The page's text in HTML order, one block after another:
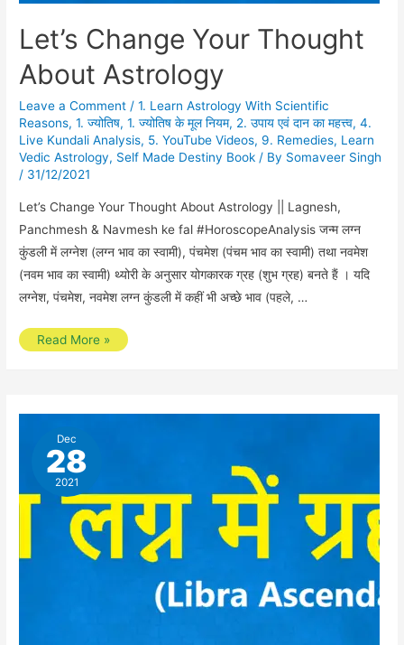
Let’s Change Your Thought
About Astrology
Leave a Comment /1. Learn Astrology With Scientific
Reasons,1. ज्योतिष,1. ज्योतिष के मूल नियम, 2. उपाय एवं दान का महत्त्व,4.
Live Kundali Analysis, 5. YouTube Videos, 9. Remedies, Learn
Vedic Astrology, Self Made Destiny Book / By Somaveer Singh
/ 31/12/2021
Let’s Change Your Thought About Astrology || Lagnesh,
Panchmesh & Navmesh ke fal #HoroscopeAnalysis जन्म लग्न
कुंडली में लग्नेश (लग्न भाव का स्वामी), पंचमेश (पंचम भाव का स्वामी) तथा नवमेश
(नवम भाव का स्वामी) थ्योरी के अनुसार योगकारक ग्रह (शुभ ग्रह) बनते हैं । यदि
लग्नेश, पंचमेश, नवमेश लग्न कुंडली में कहीं भी अच्छे भाव (पहले, …
Let’s
Astrology
Read More »
Dec
28
2021